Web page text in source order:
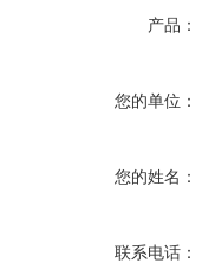
产品：
您的单位：
您的姓名：
联系电话：